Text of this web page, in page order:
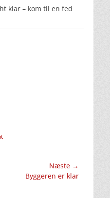
klar – kom til en fed
Næste →
Byggeren er klar